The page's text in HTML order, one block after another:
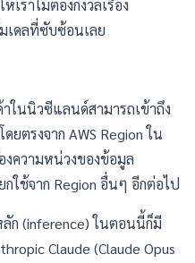
ราไม่ต้องกังวลเรื่อง
เดลที่ซับซ้อนเลย
ในนิวซีแลนด์สามารถเข้าถึง
ยตรงจาก AWS Region ใน
งความหน่วงของข้อมูล
ใช้จาก Region อื่นๆ อีกต่อไป
ก (inference) ในตอนนี้ก็มี
Claude (Claude Opus